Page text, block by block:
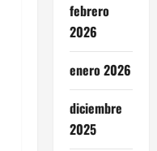
febrero
2026
enero 2026
diciembre
2025